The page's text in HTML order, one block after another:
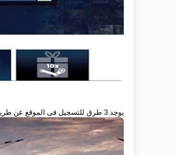
يوجد 3 طرق للتسجيل فى الموقع عن طريق حسابك فى الفيسبوك او جوجل او عن طريق الايميل